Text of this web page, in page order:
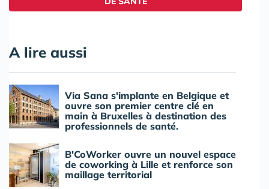
A lire aussi
Via Sana s'implante en Belgique et
ouvre son premier centre clé en
main à Bruxelles à destination des
professionnels de santé.
B'CoWorker ouvre un nouvel espace
de coworking à Lille et renforce son
maillage territorial